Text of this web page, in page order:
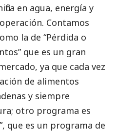
en agua, energía y
Contamos
la de “Pérdida o
que es un gran
ya que cada vez
de alimentos
y siempre
otro programa es
que es un programa de